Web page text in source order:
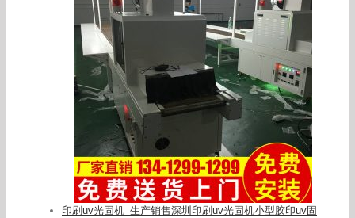
印刷uv光固机_生产销售深圳印刷uv光固机小型胶印uv固